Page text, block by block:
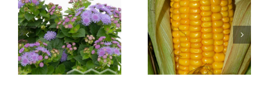
Zea Mais
Solanum
melongena
Auberginen